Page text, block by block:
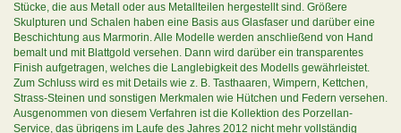
Stücke, die aus Metall oder aus Metallteilen hergestellt sind. Größere
Skulpturen und Schalen haben eine Basis aus Glasfaser und darüber eine
Beschichtung aus Marmorin. Alle Modelle werden anschließend von Hand
bemalt und mit Blattgold versehen. Dann wird darüber ein transparentes
Finish aufgetragen, welches die Langlebigkeit des Modells gewährleistet.
Zum Schluss wird es mit Details wie z. B. Tasthaaren, Wimpern, Kettchen,
Strass-Steinen und sonstigen Merkmalen wie Hütchen und Federn versehen.
Ausgenommen von diesem Verfahren ist die Kollektion des Porzellan-
Service, das übrigens im Laufe des Jahres 2012 nicht mehr vollständig